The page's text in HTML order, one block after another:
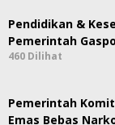
Pendidikan &
Pemerintah
460 Dilihat
Pemerintah
Emas Bebas